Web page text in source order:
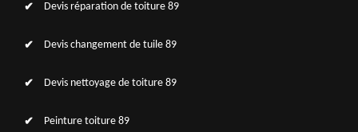
Devis réparation de toiture 89
Devis changement de tuile 89
Devis nettoyage de toiture 89
Peinture toiture 89